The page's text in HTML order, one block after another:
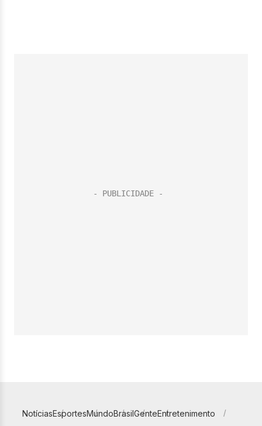
NotíciasEsportesMundoBrasilGenteEntretenimento